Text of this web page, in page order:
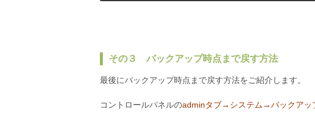
その３ バックアップ時点まで戻す方法
最後にバックアップ時点まで戻す方法をご紹介します。
コントロールパネルのadminタブ→システム→バックアッ